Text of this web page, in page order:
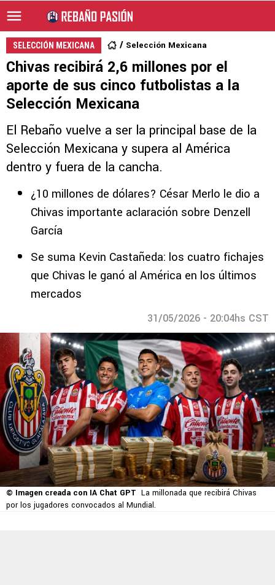
SELECCIÓN MEXICANA Selección Mexicana
Chivas recibirá 2,6 millones por el
aporte de sus cinco futbolistas a la
Selección Mexicana
El Rebaño vuelve a ser la principal base de la
Selección Mexicana y supera al América
dentro y fuera de la cancha.
¿10 millones de dólares? César Merlo le dio a
Chivas importante aclaración sobre Denzell
García
Se suma Kevin Castañeda: los cuatro fichajes
que Chivas le ganó al América en los últimos
mercados
31/05/2026 - 20:04hs CST
© Imagen creada con IA Chat GPT La millonada que recibirá Chivas
por los jugadores convocados al Mundial.